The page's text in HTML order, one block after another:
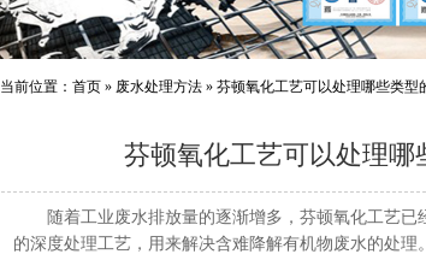
当前位置： 首页 » 废水处理方法 » 芬顿氧化工艺可以处理哪些类型
芬顿氧化工艺可以处理哪
随着工业废水排放量的逐渐增多，芬顿氧化工艺已
的深度处理工艺，用来解决含难降解有机物废水的处